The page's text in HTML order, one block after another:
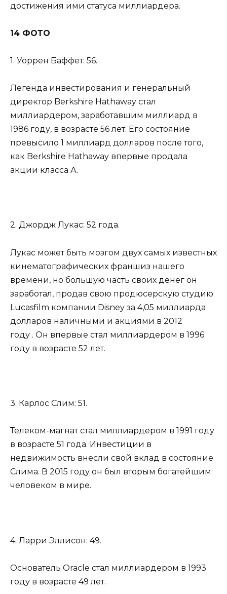
достижения ими статуса миллиардера.
14 ФОТО
1. Уоррен Баффет: 56.
Легенда инвестирования и генеральный
директор Berkshire Hathaway стал
миллиардером, заработавшим миллиард в
1986 году, в возрасте 56 лет. Его состояние
превысило 1 миллиард долларов после того,
как Berkshire Hathaway впервые продала
акции класса А.
2. Джордж Лукас: 52 года.
Лукас может быть мозгом двух самых известных
кинематографических франшиз нашего
времени, но большую часть своих денег он
заработал, продав свою продюсерскую студию
Lucasfilm компании Disney за 4,05 миллиарда
долларов наличными и акциями в 2012
году . Он впервые стал миллиардером в 1996
году в возрасте 52 лет.
3. Карлос Слим: 51.
Телеком-магнат стал миллиардером в 1991 году
в возрасте 51 года. Инвестиции в
недвижимость внесли свой вклад в состояние
Слима. В 2015 году он был вторым богатейшим
человеком в мире.
4. Ларри Эллисон: 49.
Основатель Oracle стал миллиардером в 1993
году в возрасте 49 лет.